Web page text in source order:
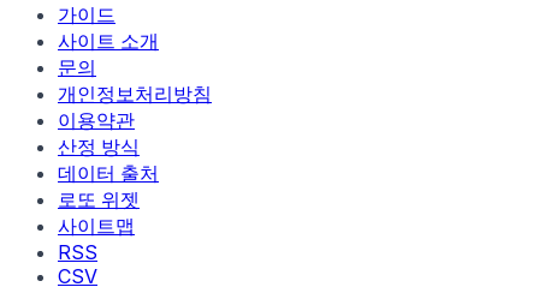
가이드
사이트 소개
문의
개인정보처리방침
이용약관
산정 방식
데이터 출처
로또 위젯
사이트맵
RSS
CSV